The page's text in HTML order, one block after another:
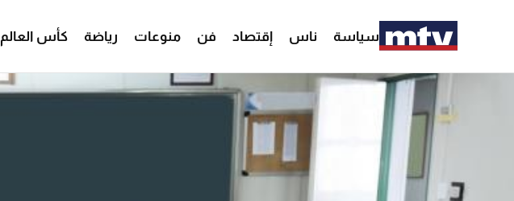
سياسة ناس إقتصاد فن منوعات رياضة كأس العالم